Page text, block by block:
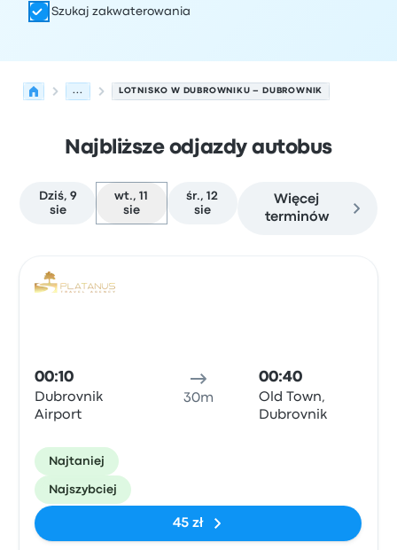
Szukaj zakwaterowania
... LOTNISKO W DUBROWNIKU – DUBROWNIK
Najbliższe odjazdy autobus
Dziś, 9
sie
wt., 11
sie
śr., 12
sie
Więcej
terminów
00:10
Dubrovnik
Airport
30m
00:40
Old Town,
Dubrovnik
Najtaniej
Najszybciej
45 zł